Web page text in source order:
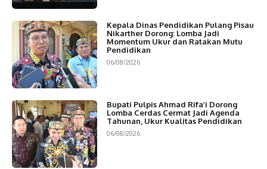
Kepala Dinas Pendidikan Pulang Pisau
Nikarther Dorong: Lomba Jadi
Momentum Ukur dan Ratakan Mutu
Pendidikan
06/08/2026
Bupati Pulpis Ahmad Rifa’i Dorong
Lomba Cerdas Cermat Jadi Agenda
Tahunan, Ukur Kualitas Pendidikan
06/08/2026